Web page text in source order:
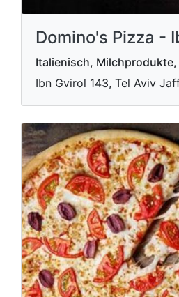
Domino's Pizza -
Italienisch, Milchprodukte,
Ibn Gvirol 143, Tel Aviv